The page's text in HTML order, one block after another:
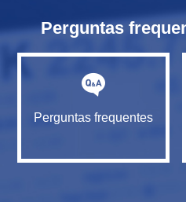
Perguntas
Perguntas frequentes